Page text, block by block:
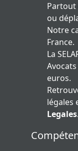
Partout
ou
Notre
France.
La
euros.
légales
Legales.